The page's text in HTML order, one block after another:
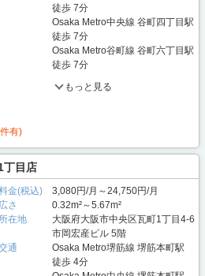
徒歩 7分
Osaka Metro中央線 谷町四丁目駅
徒歩 7分
Osaka Metro谷町線 谷町六丁目駅
徒歩 7分
もっと見る
有)
目店
金(税込)
3,080円/月～24,750円/月
広さ
0.32m²～5.67m²
所在地
大阪府大阪市中央区瓦町1丁目4-6
市岡宏産ビル 5階
通
Osaka Metro堺筋線 堺筋本町駅
徒歩 4分